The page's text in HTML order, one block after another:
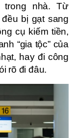
nhà. Từ
bị gạt sang
cụ kiếm tiền,
“gia tộc” của
hay đi công
rõ đi đâu.